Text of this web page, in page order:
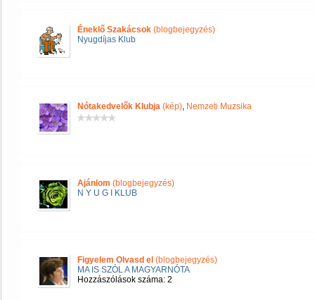
Éneklő Szakácsok (blogbejegyzés)
Nyugdíjas Klub
Nótakedvelők Klubja (kép), Nemzeti Muzsika
Ajánlom (blogbejegyzés)
N Y U G I KLUB
Figyelem Olvasd el (blogbejegyzés)
MA IS SZÓL A MAGYARNÓTA
Hozzászólások száma: 2